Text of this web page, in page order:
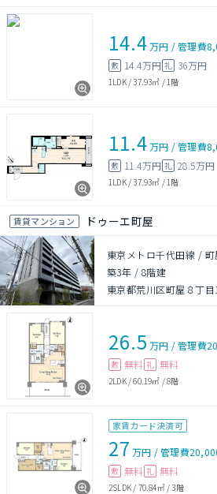
14.4万円 /管理費
敷 14.4万円 礼 36万円
1LDK/37.93㎡ / 1階
11.4万円 /管理費
敷 11.4万円 礼 28.5万円
1LDK/37.93㎡ / 1階
賃貸マンション ドゥーエ町屋
東京メトロ千代田線 /
築3年 / 8階建
東京都荒川区町屋８丁目
26.5 万円 /管理費
敷 無料 礼 無料
2LDK/60.19㎡ /8階
家賃カード決済可
27 万円 /管理費
敷 無料 礼 無料
2SLDK / 70.84㎡/3階